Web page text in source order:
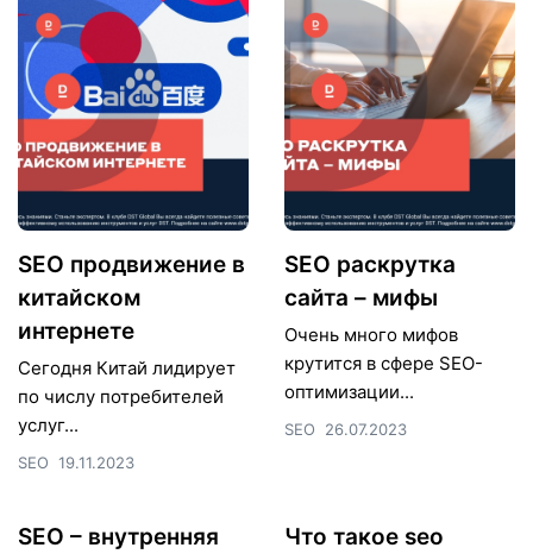
SEO продвижение в
китайском
интернете
Сегодня Китай лидирует
по числу потребителей
услуг...
SEO 19.11.2023
SEO раскрутка
сайта – мифы
Очень много мифов
крутится в сфере SEO-
оптимизации...
SEO 26.07.2023
SEO – внутренняя
Что такое seo